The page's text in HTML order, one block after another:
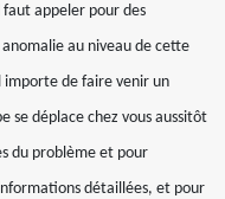
appeler pour des
au niveau de cette
importe de faire venir un
se déplace chez vous aussitôt
du problème et pour
détaillées, et pour